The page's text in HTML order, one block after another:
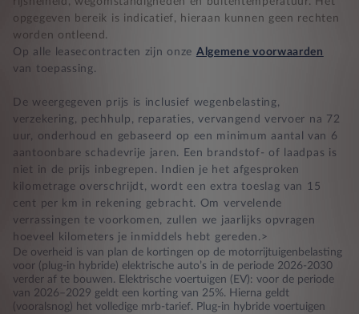
opgegeven bereik is indicatief, hieraan kunnen geen rechten
worden ontleend.
Op alle leasecontracten zijn onze Algemene voorwaarden
van toepassing.
De weergegeven prijs is inclusief wegenbelasting,
verzekering, pechhulp, reparaties, vervangend vervoer na 72
uur, onderhoud en gebaseerd op een minimum aantal van 6
aantoonbare schadevrije jaren. Een brandstof- of laadpas is
niet in de prijs inbegrepen. Indien je het afgesproken
kilometrage overschrijdt, wordt een extra toeslag van 15
cent per km in rekening gebracht. Om vervelende
verrassingen te voorkomen, zullen we jaarlijks opvragen
hoeveel kilometers je inmiddels hebt gereden.>
De overheid is van plan de kortingen op de motorrijtuigenbelasting
voor (plug-in hybride) elektrische auto’s in de periode 2026-2030
verder af te bouwen. Elektrische voertuigen (EV): voor de periode
van 2026–2029 geldt een korting van 25%. Hierna geldt
(vooralsnog) het volledige mrb-tarief. Plug-in hybride voertuigen